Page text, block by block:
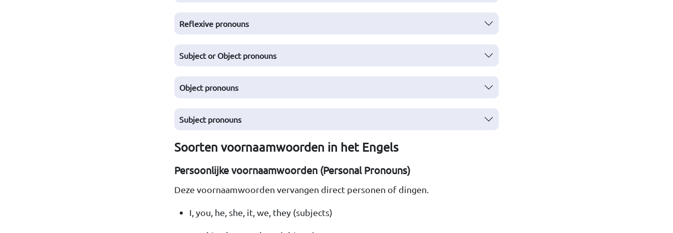
Reflexive pronouns
Subject or Object pronouns
Object pronouns
Subject pronouns
Soorten voornaamwoorden in het Engels
Persoonlijke voornaamwoorden (Personal Pronouns)
Deze voornaamwoorden vervangen direct personen of dingen.
I, you, he, she, it, we, they (subjects)